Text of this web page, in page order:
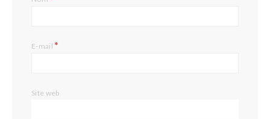
E-mail*
Site web